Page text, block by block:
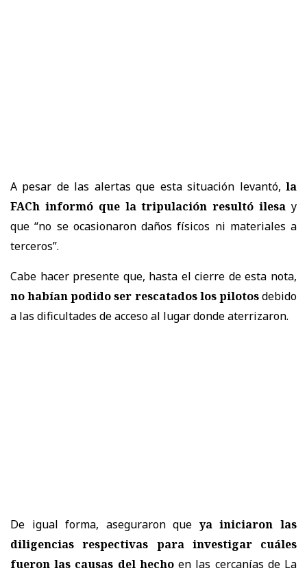
A pesar de las alertas que esta situación levantó, la
FACh informó que la tripulación resultó ilesa y
que “no se ocasionaron daños físicos ni materiales a
terceros”.
Cabe hacer presente que, hasta el cierre de esta nota,
no habían podido ser rescatados los pilotosdebido
a las dificultades de acceso al lugar donde aterrizaron.
De igual forma, aseguraron que ya iniciaron las
diligencias respectivas para investigar cuáles
fueron las causas del hechoen las cercanías de La